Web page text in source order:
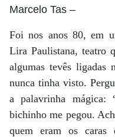
Marcelo Tas –
Foi nos anos 80, em
Lira Paulistana, teatro
algumas tevês
nunca tinha visto.
a palavrinha
bichinho me pegou.
quem eram os